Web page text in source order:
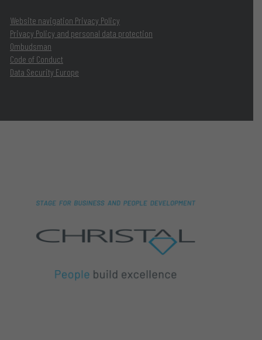
Website navigation Privacy Policy
Privacy Policy and personal data protection
Ombudsman
Code of Conduct
Data Security Europe